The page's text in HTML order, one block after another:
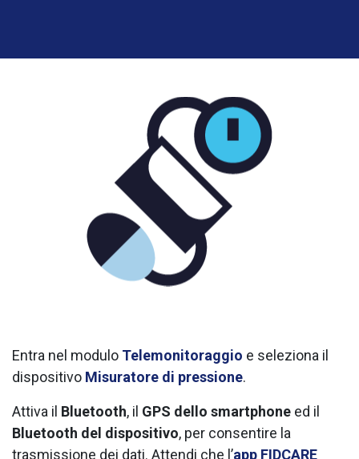
Entra nel modulo Telemonitoraggio e seleziona il
dispositivo Misuratore di pressione.
Attiva il Bluetooth, il GPS dello smartphone ed il
Bluetooth del dispositivo, per consentire la
trasmissione dei dati. Attendi che l’app FIDCARE